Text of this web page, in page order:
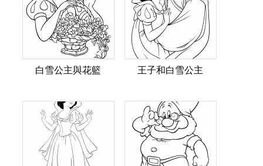
白雪公主與花籃 王子和白雪公主